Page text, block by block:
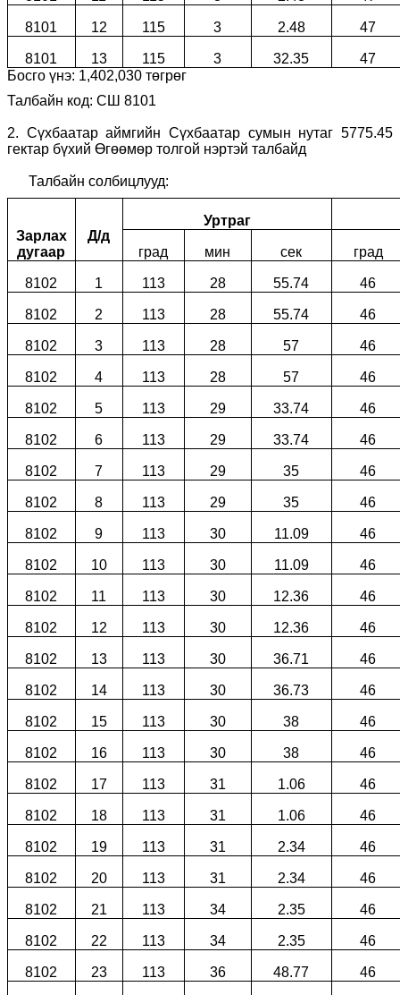
8101 12 115 3 2.48 47
8101 13 115 3 32.35
47
Босго үнэ: 1,402,030 төгрөг
Талбайн код: СШ 8101
2. Сүхбаатар аймгийн Сүхбаатар сумын нутаг 5775.45
гектар бүхий Өгөөмөр толгой нэртэй талбайд
Талбайн солбицлууд:
Зарлах
дугаар
Д/д
Уртраг
град мин сек град
8102 1 113 28 55.74 46
8102 2 113 28 55.74 46
8102 3 113 28 57 46
8102 4 113 28 57 46
8102 5 113 29 33.74 46
8102 6 113 29 33.74 46
8102 7 113 29 35 46
8102 8 113 29 35 46
8102 9 113 30 11.09 46
8102 10 113 30 11.09 46
8102 11 113 30 12.36 46
8102 12 113 30 12.36 46
8102 13 113 30 36.71 46
8102 14 113 30 36.73 46
8102 15 113 30 38 46
8102 16 113 30 38 46
8102 17 113 31 1.06 46
8102 18 113 31 1.06 46
8102 19 113 31 2.34 46
8102 20 113 31 2.34 46
8102 21 113 34 2.35 46
8102 22 113 34 2.35 46
8102 23 113 36 48.77 46